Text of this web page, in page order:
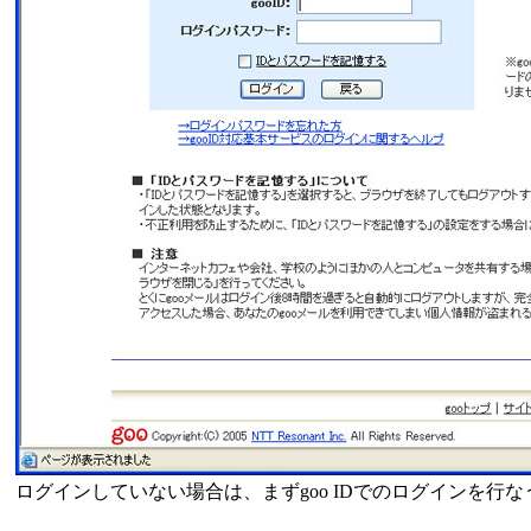
ログインしていない場合は、まずgoo IDでのログインを行な